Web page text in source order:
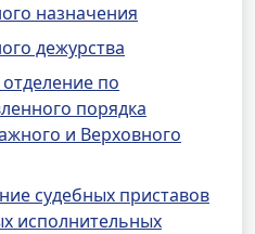
назначения
дежурства
по
порядка
и Верховного
судебных приставов
исполнительных